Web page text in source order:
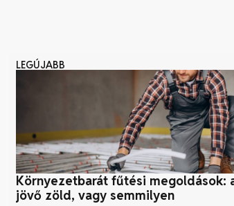
LEGÚJABB
Környezetbarát fűtési megoldások:
jövő zöld, vagy semmilyen